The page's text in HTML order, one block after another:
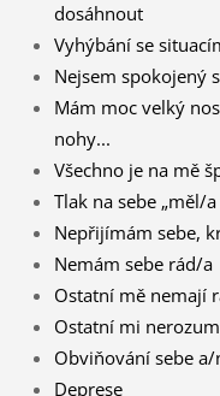
dosáhnout
Vyhýbání se
Nejsem spokojený
Mám moc velký
nohy...
Všechno je na mě
Tlak na sebe „měl/
Nepřijímám sebe,
Nemám sebe rád/a
Ostatní mě nemají
Ostatní mi
Obviňování sebe
Deprese